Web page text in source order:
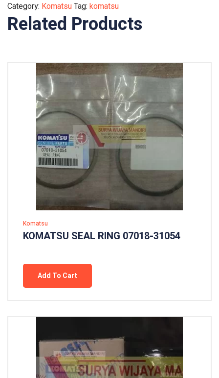
Category: KomatsuTag: komatsu
Related Products
Komatsu
KOMATSU SEAL RING 07018-31054
Add To Cart